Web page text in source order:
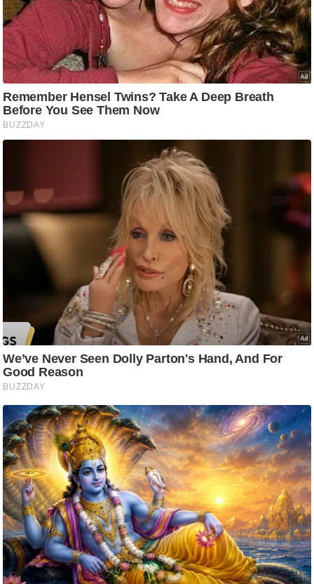
.
आ
.
चा
य
प
र
क्षा
ध
र्म
म
हि
मा
/
ध
र्म
स्थ
ल
व्र
त
त्यो
हा
र